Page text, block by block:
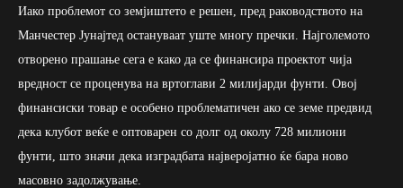
Иако проблемот со земјиштето е решен, пред раководството на
Манчестер Јунајтед остануваат уште многу пречки. Најголемото
отворено прашање сега е како да се финансира проектот чија
вредност се проценува на вртоглави 2 милијарди фунти. Овој
финансиски товар е особено проблематичен ако се земе предвид
дека клубот веќе е оптоварен со долг од околу 728 милиони
фунти, што значи дека изградбата најверојатно ќе бара ново
масовно задолжување.